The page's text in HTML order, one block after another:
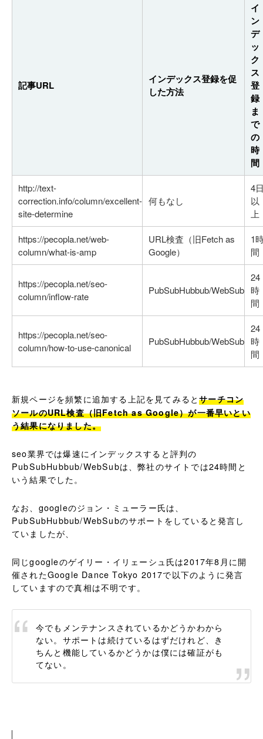
記事URL
インデックス登録を促
した方法
イ
ン
デ
ッ
ク
ス
登
録
ま
で
の
時
間
http://text-
correction.info/column/excellent-
site-determine
何もなし
4
以
上
https://pecopla.net/web-
column/what-is-amp
URL検査（旧Fetch as
Google）
1
間
https://pecopla.net/seo-
column/inflow-rate
PubSubHubbub/WebSub
24
時
間
https://pecopla.net/seo-
column/how-to-use-canonical
PubSubHubbub/WebSub
24
時
間
新規ページを頻繁に追加する 上記を見てみるとサーチコン
ソールのURL検査（旧Fetch as Google）が一番早いとい
う結果になりました。
seo業界では爆速にインデックスすると評判の
PubSubHubbub/WebSubは、弊社のサイトでは24時間と
いう結果でした。
なお、googleのジョン・ミューラー氏は、
PubSubHubbub/WebSubのサポートをしていると発言し
ていましたが、
同じgoogleのゲイリー・イリェーシュ氏は2017年8月に開
催されたGoogle Dance Tokyo 2017で以下のように発言
していますので真相は不明です。
今でもメンテナンスされているかどうかわから
ない。サポートは続けているはずだけれど、き
ちんと機能しているかどうかは僕には確証がも
てない。